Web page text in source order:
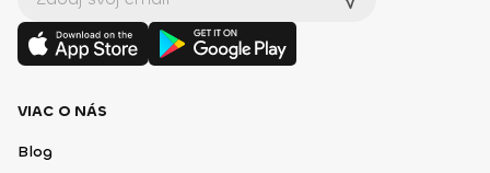
VIAC O NÁS
Blog